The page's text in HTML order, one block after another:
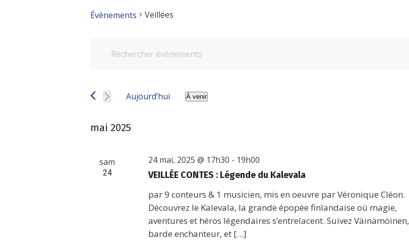
Évènements Veillées
de
vues
Évènements
Rechercher
Évènements
mot-
Aujourd’hui À venir
mai 2025
sam
24 VEILLÉE CONTES : Légende du Kalevala
24 mai, 2025 @ 17h30 - 19h00
par 9 conteurs & 1 musicien, mis en oeuvre par Véronique Cléon.
Découvrez le Kalevala, la grande épopée finlandaise où magie,
aventures et héros légendaires s’entrelacent. Suivez Väinämöinen,
barde enchanteur, et […]